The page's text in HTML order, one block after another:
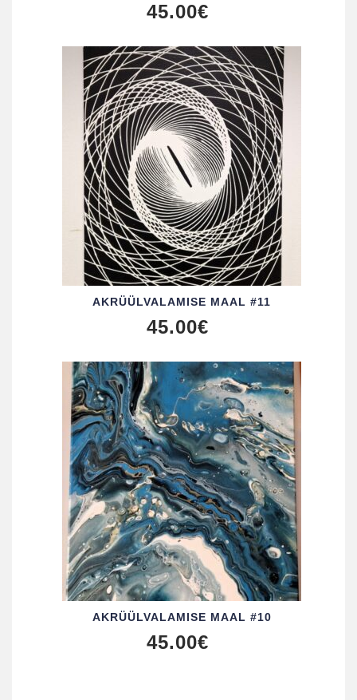
45.00€
AKRÜÜL­VALAMISE MAAL #11
45.00€
AKRÜÜL­VALAMISE MAAL #10
45.00€